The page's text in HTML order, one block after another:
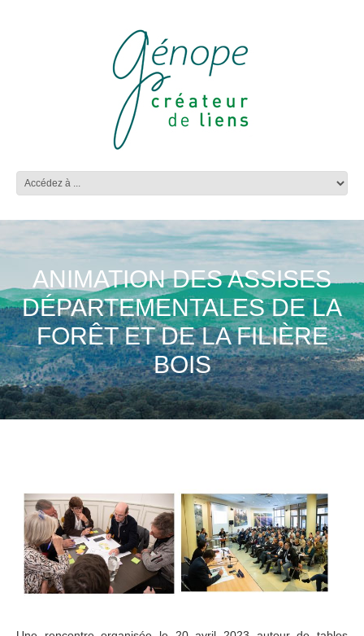
ANIMATION DES ASSISES
DÉPARTEMENTALES DE LA
FORÊT ET DE LA FILIÈRE
BOIS